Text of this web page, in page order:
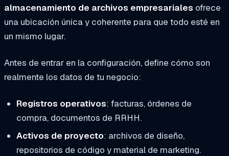
almacenamiento de archivos empresariales ofrece
una ubicación única y coherente para que todo esté en
un mismo lugar.
Antes de entrar en la configuración, define cómo son
realmente los datos de tu negocio:
Registros operativos: facturas, órdenes de
compra, documentos de RRHH.
Activos de proyecto: archivos de diseño,
repositorios de código y material de marketing.